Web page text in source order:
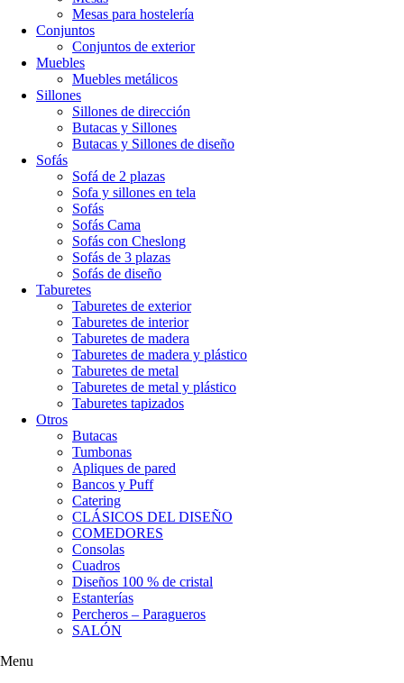
Mesas para hostelería
Conjuntos
Conjuntos de exterior
Muebles
Muebles metálicos
Sillones
Sillones de dirección
Butacas y Sillones
Butacas y Sillones de diseño
Sofás
Sofá de 2 plazas
Sofa y sillones en tela
Sofás
Sofás Cama
Sofás con Cheslong
Sofás de 3 plazas
Sofás de diseño
Taburetes
Taburetes de exterior
Taburetes de interior
Taburetes de madera
Taburetes de madera y plástico
Taburetes de metal
Taburetes de metal y plástico
Taburetes tapizados
Otros
Butacas
Tumbonas
Apliques de pared
Bancos y Puff
Catering
CLÁSICOS DEL DISEÑO
COMEDORES
Consolas
Cuadros
Diseños 100 % de cristal
Estanterías
Percheros – Paragueros
SALÓN
Menu